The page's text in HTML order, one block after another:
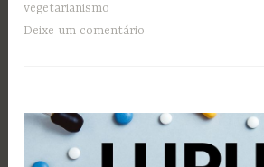
vegetarianismo
Deixe um comentário